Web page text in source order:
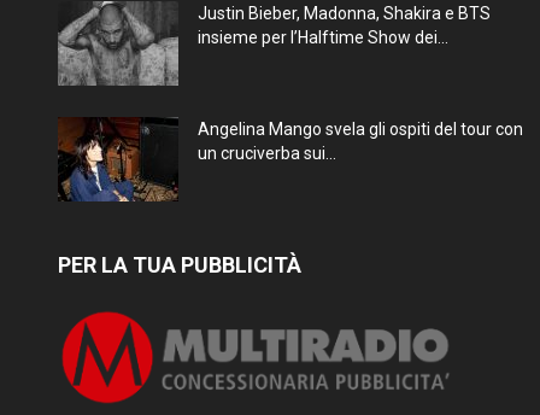
Justin Bieber, Madonna, Shakira e BTS
insieme per l’Halftime Show dei...
Angelina Mango svela gli ospiti del tour con
un cruciverba sui...
PER LA TUA PUBBLICITÀ